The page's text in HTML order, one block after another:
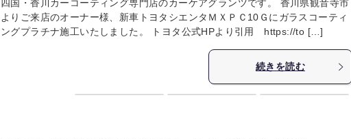
四国・香川カーコーティング専門店のカーケアグランツです。 香川県観音寺市
よりご来店のオーナー様、新車トヨタシエンタＭＸＰＣ10Ｇにガラスコーティ
ングプラチナ施工いたしました。 トヨタ公式HPより引用 https://to […]
続きを読む